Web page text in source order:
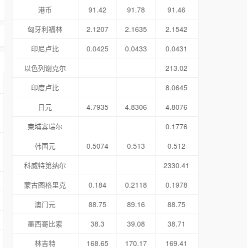
港币
91.42 91.78
91.46
匈牙利福林
2.1207 2.1635
2.1542
印尼卢比
0.0425 0.0433
0.0431
以色列谢克尔
213.02
印度卢比
8.0645
日元
4.7935 4.8306
4.8076
柬埔寨瑞尔
0.1776
韩国元
0.5074 0.513
0.512
科威特第纳尔
2330.41
蒙古图格里克
0.184 0.2118
0.1978
澳门元
88.75 89.16
88.75
墨西哥比索
38.3 39.08
38.71
林吉特
168.65 170.17
169.41